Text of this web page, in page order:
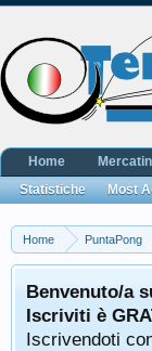
Home PuntaPong
Benvenuto/a
Iscriviti è
Iscrivendoti
Home
Statistiche
Most